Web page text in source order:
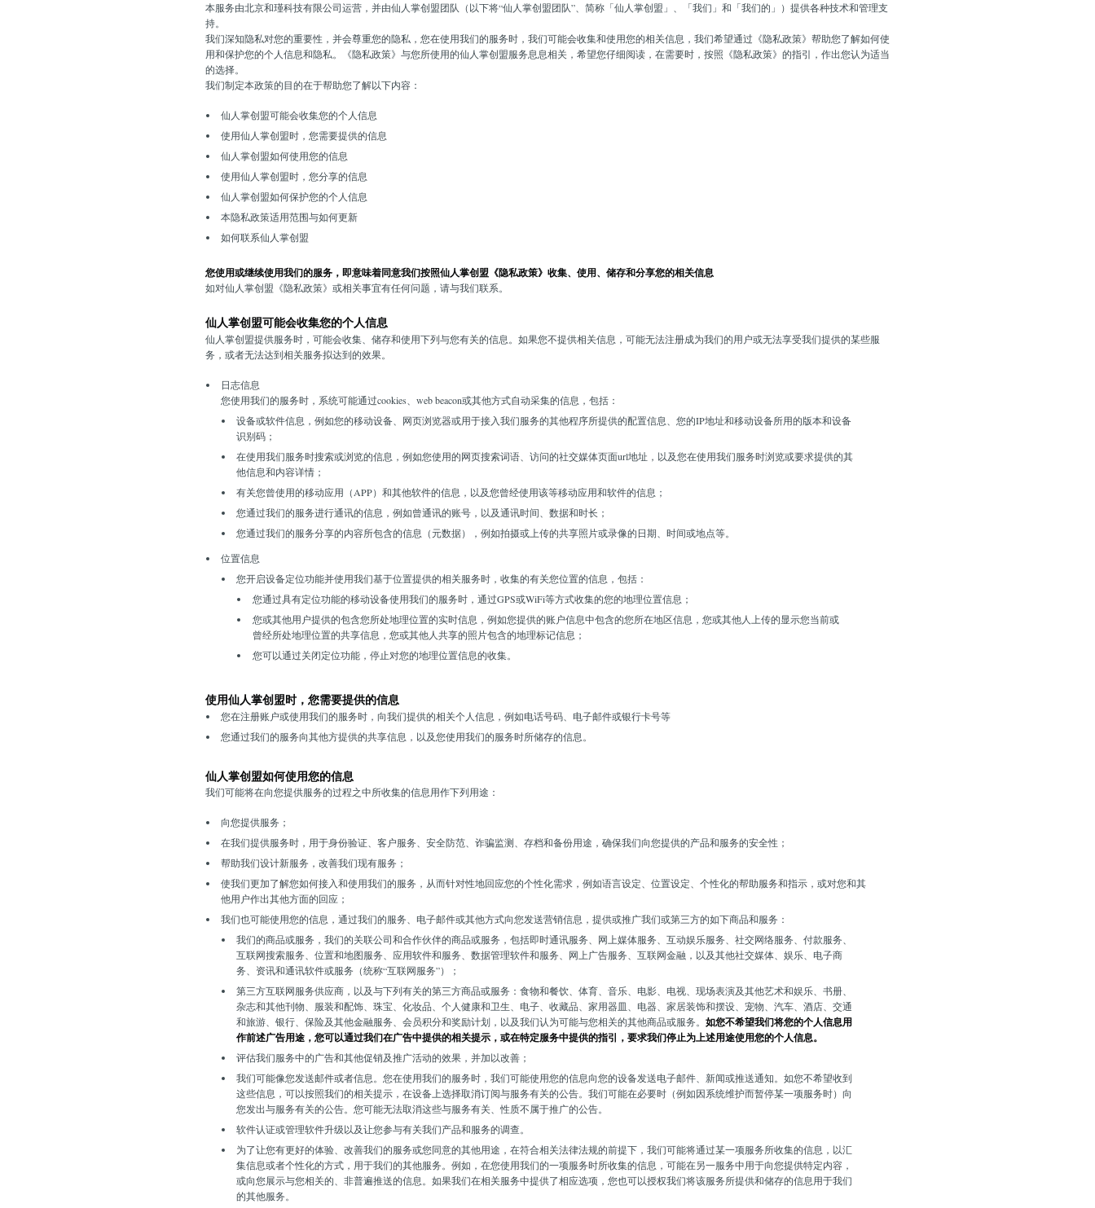
本服务由北京和瑾科技有限公司运营，并由仙人掌创盟团队（以下将“仙人掌创盟团队”、简称「仙人掌创盟」、「我们」和「我们的」）提供各种技术和管理支
持。
我们深知隐私对您的重要性，并会尊重您的隐私，您在使用我们的服务时，我们可能会收集和使用您的相关信息，我们希望通过《隐私政策》帮助您了解如何使
用和保护您的个人信息和隐私。《隐私政策》与您所使用的仙人掌创盟服务息息相关，希望您仔细阅读，在需要时，按照《隐私政策》的指引，作出您认为适当
的选择。
我们制定本政策的目的在于帮助您了解以下内容：
仙人掌创盟可能会收集您的个人信息
使用仙人掌创盟时，您需要提供的信息
仙人掌创盟如何使用您的信息
使用仙人掌创盟时，您分享的信息
仙人掌创盟如何保护您的个人信息
本隐私政策适用范围与如何更新
如何联系仙人掌创盟
您使用或继续使用我们的服务，即意味着同意我们按照仙人掌创盟《隐私政策》收集、使用、储存和分享您的相关信息
如对仙人掌创盟《隐私政策》或相关事宜有任何问题，请与我们联系。
仙人掌创盟可能会收集您的个人信息
仙人掌创盟提供服务时，可能会收集、储存和使用下列与您有关的信息。如果您不提供相关信息，可能无法注册成为我们的用户或无法享受我们提供的某些服
务，或者无法达到相关服务拟达到的效果。
日志信息
您使用我们的服务时，系统可能通过cookies、web beacon或其他方式自动采集的信息，包括：
设备或软件信息，例如您的移动设备、网页浏览器或用于接入我们服务的其他程序所提供的配置信息、您的IP地址和移动设备所用的版本和设备
识别码；
在使用我们服务时搜索或浏览的信息，例如您使用的网页搜索词语、访问的社交媒体页面url地址，以及您在使用我们服务时浏览或要求提供的其
他信息和内容详情；
有关您曾使用的移动应用（APP）和其他软件的信息，以及您曾经使用该等移动应用和软件的信息；
您通过我们的服务进行通讯的信息，例如曾通讯的账号，以及通讯时间、数据和时长；
您通过我们的服务分享的内容所包含的信息（元数据），例如拍摄或上传的共享照片或录像的日期、时间或地点等。
位置信息
您开启设备定位功能并使用我们基于位置提供的相关服务时，收集的有关您位置的信息，包括：
您通过具有定位功能的移动设备使用我们的服务时，通过GPS或WiFi等方式收集的您的地理位置信息；
您或其他用户提供的包含您所处地理位置的实时信息，例如您提供的账户信息中包含的您所在地区信息，您或其他人上传的显示您当前或
曾经所处地理位置的共享信息，您或其他人共享的照片包含的地理标记信息；
您可以通过关闭定位功能，停止对您的地理位置信息的收集。
使用仙人掌创盟时，您需要提供的信息
您在注册账户或使用我们的服务时，向我们提供的相关个人信息，例如电话号码、电子邮件或银行卡号等
您通过我们的服务向其他方提供的共享信息，以及您使用我们的服务时所储存的信息。
仙人掌创盟如何使用您的信息
我们可能将在向您提供服务的过程之中所收集的信息用作下列用途：
向您提供服务；
在我们提供服务时，用于身份验证、客户服务、安全防范、诈骗监测、存档和备份用途，确保我们向您提供的产品和服务的安全性；
帮助我们设计新服务，改善我们现有服务；
使我们更加了解您如何接入和使用我们的服务，从而针对性地回应您的个性化需求，例如语言设定、位置设定、个性化的帮助服务和指示，或对您和其
他用户作出其他方面的回应；
我们也可能使用您的信息，通过我们的服务、电子邮件或其他方式向您发送营销信息，提供或推广我们或第三方的如下商品和服务：
我们的商品或服务，我们的关联公司和合作伙伴的商品或服务，包括即时通讯服务、网上媒体服务、互动娱乐服务、社交网络服务、付款服务、
互联网搜索服务、位置和地图服务、应用软件和服务、数据管理软件和服务、网上广告服务、互联网金融，以及其他社交媒体、娱乐、电子商
务、资讯和通讯软件或服务（统称“互联网服务”）；
第三方互联网服务供应商，以及与下列有关的第三方商品或服务：食物和餐饮、体育、音乐、电影、电视、现场表演及其他艺术和娱乐、书册、
杂志和其他刊物、服装和配饰、珠宝、化妆品、个人健康和卫生、电子、收藏品、家用器皿、电器、家居装饰和摆设、宠物、汽车、酒店、交通
和旅游、银行、保险及其他金融服务、会员积分和奖励计划，以及我们认为可能与您相关的其他商品或服务。如您不希望我们将您的个人信息用
作前述广告用途，您可以通过我们在广告中提供的相关提示，或在特定服务中提供的指引，要求我们停止为上述用途使用您的个人信息。
评估我们服务中的广告和其他促销及推广活动的效果，并加以改善；
我们可能像您发送邮件或者信息。您在使用我们的服务时，我们可能使用您的信息向您的设备发送电子邮件、新闻或推送通知。如您不希望收到
这些信息，可以按照我们的相关提示，在设备上选择取消订阅与服务有关的公告。我们可能在必要时（例如因系统维护而暂停某一项服务时）向
您发出与服务有关的公告。您可能无法取消这些与服务有关、性质不属于推广的公告。
软件认证或管理软件升级以及让您参与有关我们产品和服务的调查。
为了让您有更好的体验、改善我们的服务或您同意的其他用途，在符合相关法律法规的前提下，我们可能将通过某一项服务所收集的信息，以汇
集信息或者个性化的方式，用于我们的其他服务。例如，在您使用我们的一项服务时所收集的信息，可能在另一服务中用于向您提供特定内容，
或向您展示与您相关的、非普遍推送的信息。如果我们在相关服务中提供了相应选项，您也可以授权我们将该服务所提供和储存的信息用于我们
的其他服务。